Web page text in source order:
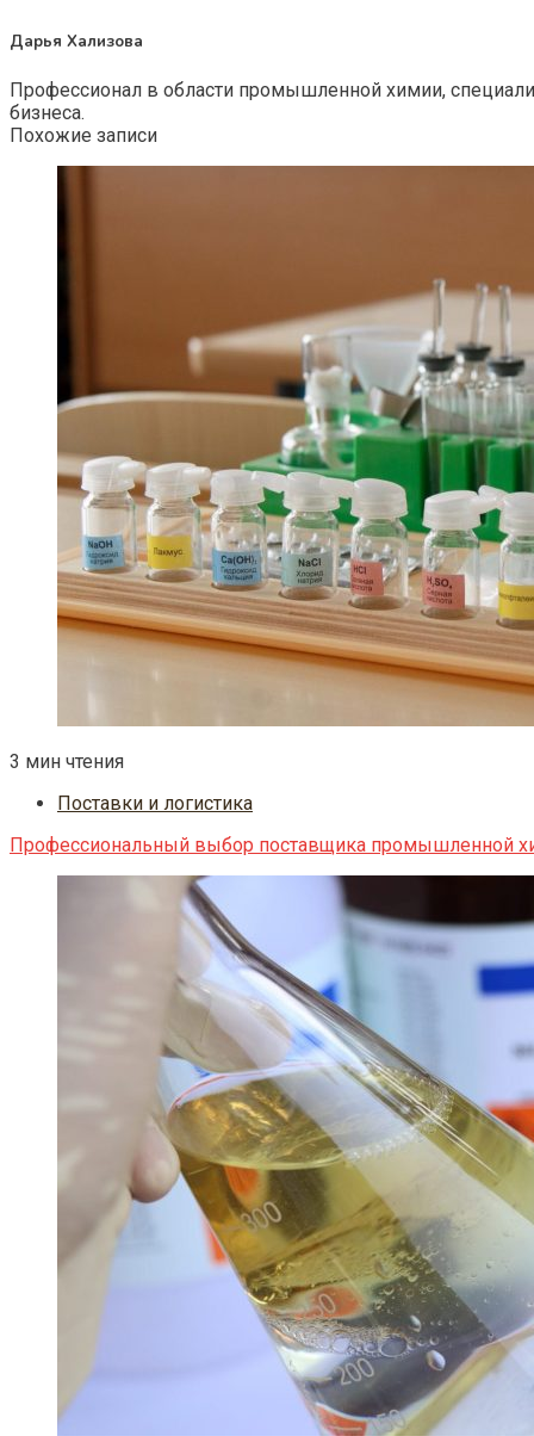
Дарья Хализова
Профессионал в области промышленной химии,
бизнеса.
Похожие записи
3 мин чтения
Поставки и логистика
Профессиональный выбор поставщика промышленной